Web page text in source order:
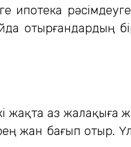
ипотека
отырғандардың
жақта аз жалақыға
жан бағып отыр.